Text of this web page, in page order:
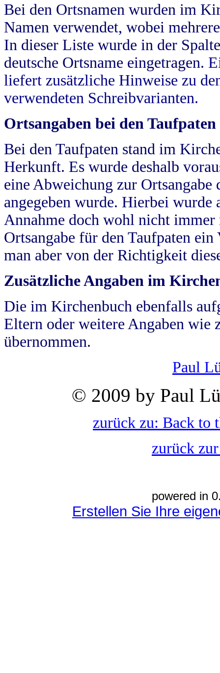
Bei den Ortsnamen wurden im
Namen verwendet, wobei
In dieser Liste wurde in der
deutsche Ortsname eingetragen.
liefert zusätzliche Hinweise zu
verwendeten Schreibvarianten.
Ortsangaben bei den Taufpaten
Bei den Taufpaten stand im
Herkunft. Es wurde deshalb
eine Abweichung zur
angegeben wurde. Hierbei wurde
Annahme doch wohl nicht
Ortsangabe für den Taufpaten
man aber von der Richtigkeit
Zusätzliche Angaben im
Die im Kirchenbuch ebenfalls
Eltern oder weitere Angaben wie
übernommen.
Paul
© 2009 by Paul
zurück zu: Back to
zurück
powered in
Erstellen Sie Ihre